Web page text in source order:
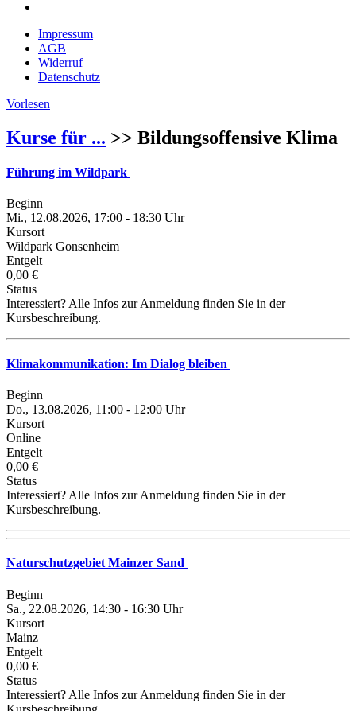
Impressum
AGB
Widerruf
Datenschutz
Vorlesen
Kurse für ... >> Bildungsoffensive Klima
Führung im Wildpark
Beginn
Mi., 12.08.2026, 17:00 - 18:30 Uhr
Kursort
Wildpark Gonsenheim
Entgelt
0,00 €
Status
Interessiert? Alle Infos zur Anmeldung finden Sie in der
Kursbeschreibung.
Klimakommunikation: Im Dialog bleiben
Beginn
Do., 13.08.2026, 11:00 - 12:00 Uhr
Kursort
Online
Entgelt
0,00 €
Status
Interessiert? Alle Infos zur Anmeldung finden Sie in der
Kursbeschreibung.
Naturschutzgebiet Mainzer Sand
Beginn
Sa., 22.08.2026, 14:30 - 16:30 Uhr
Kursort
Mainz
Entgelt
0,00 €
Status
Interessiert? Alle Infos zur Anmeldung finden Sie in der